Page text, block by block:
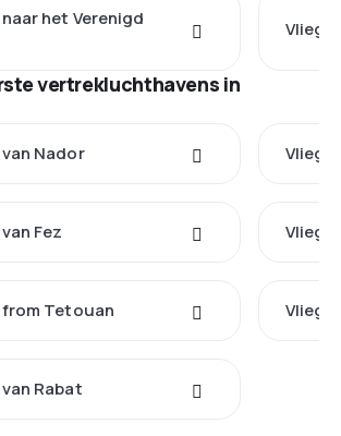
het Verenigd
vertrekluchthavens in
Nador
Fez
Tetouan
Rabat